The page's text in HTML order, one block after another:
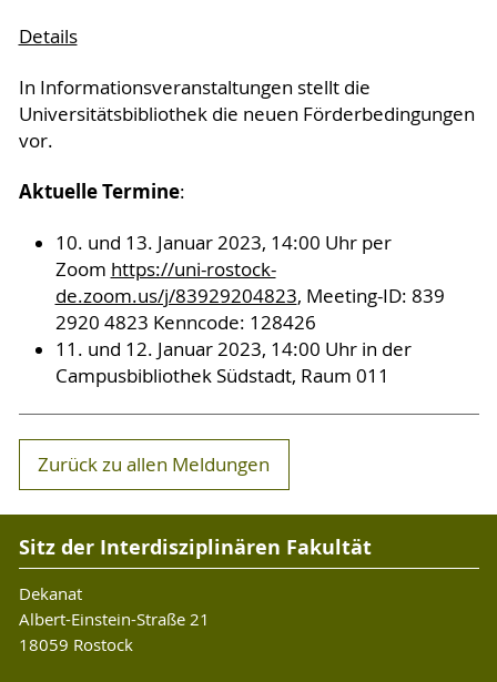
Details
In Informationsveranstaltungen stellt die
Universitätsbibliothek die neuen Förderbedingungen
vor.
Aktuelle Termine:
10. und 13. Januar 2023, 14:00 Uhr per
Zoom https://uni-rostock-
de.zoom.us/j/83929204823, Meeting-ID: 839
2920 4823 Kenncode: 128426
11. und 12. Januar 2023, 14:00 Uhr in der
Campusbibliothek Südstadt, Raum 011
Zurück zu allen Meldungen
Sitz der Interdisziplinären Fakultät
Dekanat
Albert-Einstein-Straße 21
18059 Rostock